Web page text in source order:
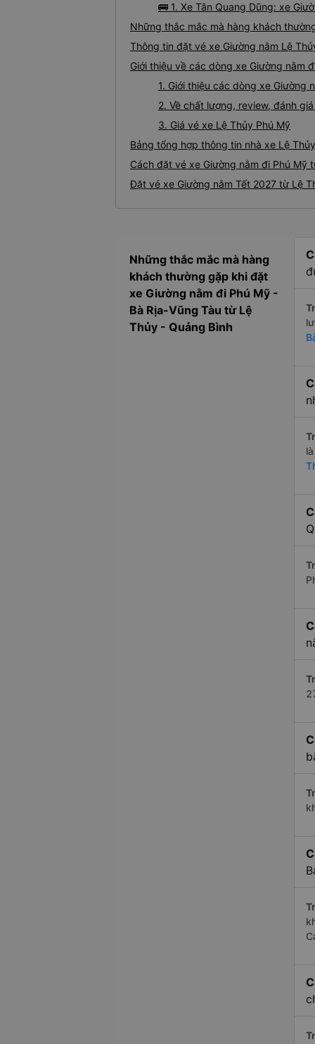
🚌 1. Xe Tân Quang Dũng: xe
Những thắc mắc mà hàng khách
Thông tin đặt vé xe Giường nằm Lệ
Giới thiệu về các dòng xe Giường nằm
1. Giới thiệu các dòng xe Giường
2. Về chất lượng, review, đánh
3. Giá vé xe Lệ Thủy Phú Mỹ
Bảng tổng hợp thông tin nhà xe Lệ
Cách đặt vé xe Giường nằm đi Phú Mỹ
Đặt vé xe Giường nằm Tết 2027 từ Lệ
Những thắc mắc mà hàng
khách thường gặp khi đặt
xe Giường nằm đi Phú Mỹ -
Bà Rịa-Vũng Tàu từ Lệ
Thủy - Quảng Bình